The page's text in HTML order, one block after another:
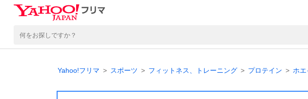
Yahoo!フリマ スポーツ フィットネス、トレーニング プロテイン ホ